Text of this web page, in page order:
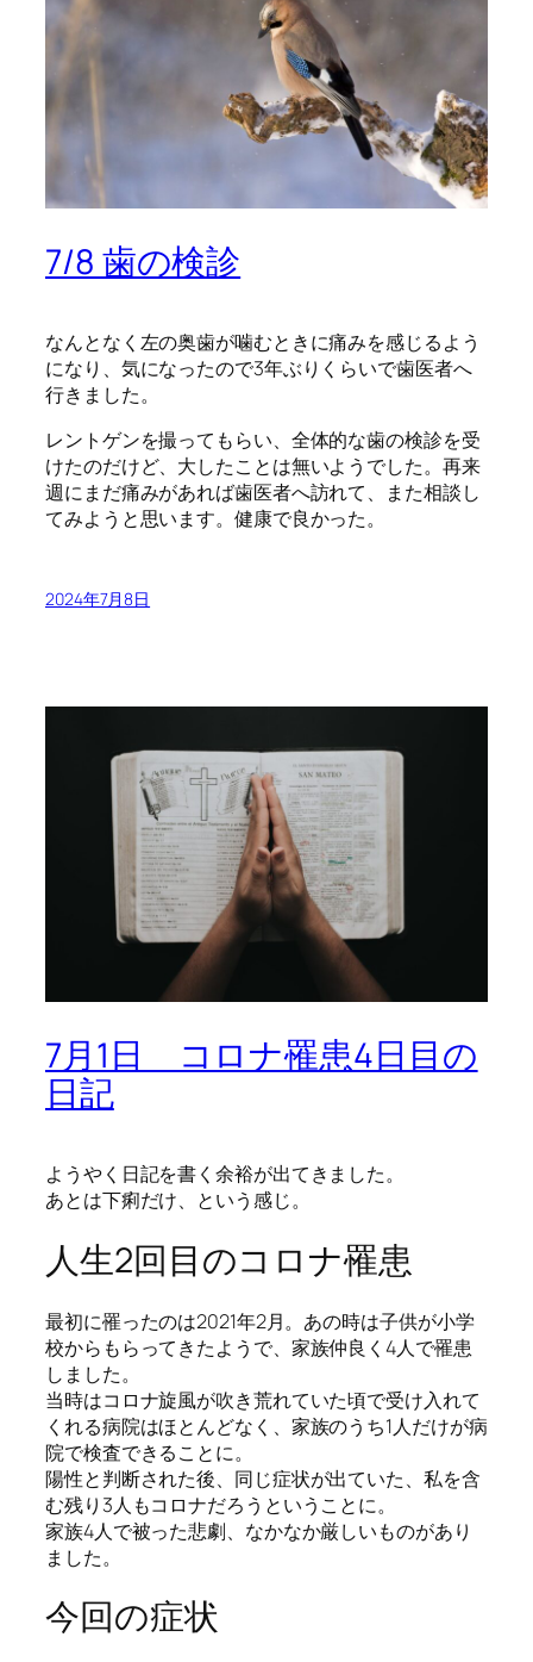
7/8 歯の検診
なんとなく左の奥歯が噛むときに痛みを感じるよう
になり、気になったので3年ぶりくらいで歯医者へ
行きました。
レントゲンを撮ってもらい、全体的な歯の検診を受
けたのだけど、大したことは無いようでした。再来
週にまだ痛みがあれば歯医者へ訪れて、また相談し
てみようと思います。健康で良かった。
2024年7月8日
7月1日 コロナ罹患4日目の
日記
ようやく日記を書く余裕が出てきました。
あとは下痢だけ、という感じ。
人生2回目のコロナ罹患
最初に罹ったのは2021年2月。あの時は子供が小学
校からもらってきたようで、家族仲良く4人で罹患
しました。
当時はコロナ旋風が吹き荒れていた頃で受け入れて
くれる病院はほとんどなく、家族のうち1人だけが病
院で検査できることに。
陽性と判断された後、同じ症状が出ていた、私を含
む残り3人もコロナだろうということに。
家族4人で被った悲劇、なかなか厳しいものがあり
ました。
今回の症状